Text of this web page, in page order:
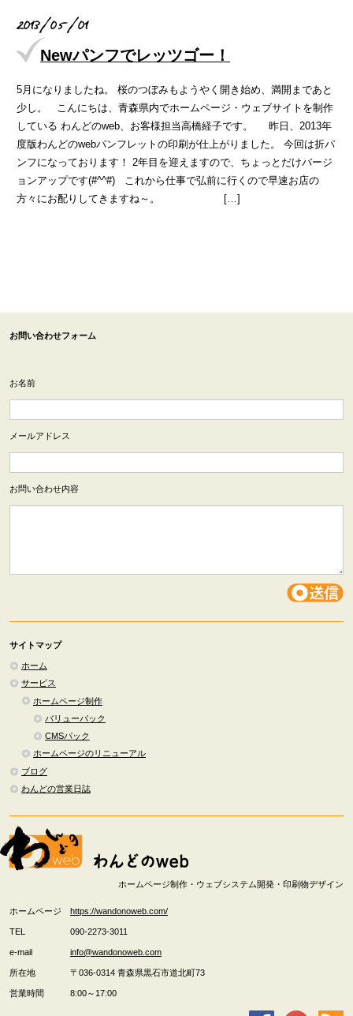
2013/05/01
Newパンフでレッツゴー！
5月になりましたね。 桜のつぼみもようやく開き始め、満開まであと
少し。 こんにちは、青森県内でホームページ・ウェブサイトを制作
している わんどのweb、お客様担当高橋経子です。 昨日、2013年
度版わんどのwebパンフレットの印刷が仕上がりました。 今回は折パ
ンフになっております！ 2年目を迎えますので、ちょっとだけバージ
ョンアップです(#^^#) これから仕事で弘前に行くので早速お店の
方々にお配りしてきますね～。 […]
お問い合わせフォーム
お名前
メールアドレス
お問い合わせ内容
サイトマップ
ホーム
サービス
ホームページ制作
バリューパック
CMSパック
ホームページのリニューアル
ブログ
わんどの営業日誌
ホームページ制作・ウェブシステム開発・印刷物デザイン
ホームページ https://wandonoweb.com/
TEL 090-2273-3011
e-mail info@wandonoweb.com
所在地 〒036-0314 青森県黒石市道北町73
営業時間 8:00～17:00